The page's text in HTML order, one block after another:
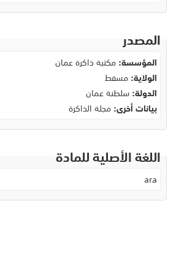
المصدر
المؤسسة:مكتبة ذاكرة عمان
الولاية:مسقط
الدولة:سلطنة عمان
بيانات أخرى:مجلة الذاكرة
اللغة الأصلية للمادة
ara